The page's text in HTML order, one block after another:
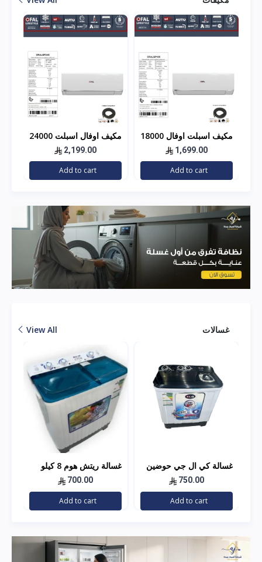
مكيف اوفال اسبلت 24000
وحده - بارد مصنع هاير
2,199.00
Add to cart
مكيف اسبلت اوفال 18000
وحده - بارد - مصنع هاير
1,699.00
Add to cart
غسالات View All
غسالة ريتش هوم 8 كيلو
700.00
Add to cart
غسالة كي ال جي حوضين
750.00
Add to cart